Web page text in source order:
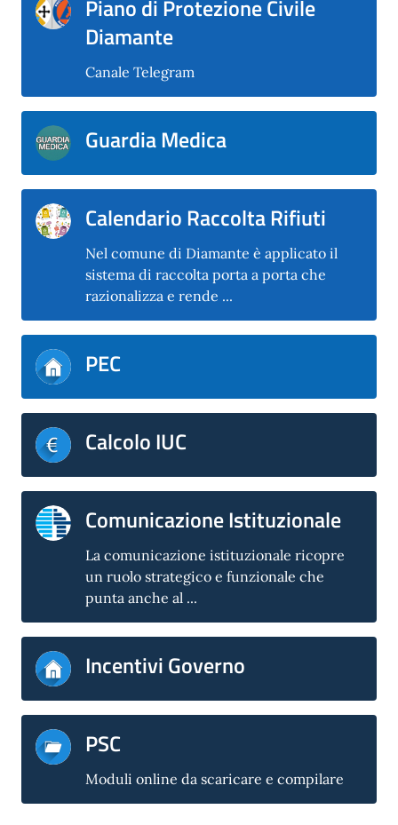
Piano di Protezione Civile
Diamante
Canale Telegram
Guardia Medica
Calendario Raccolta Rifiuti
Nel comune di Diamante è applicato il
sistema di raccolta porta a porta che
razionalizza e rende ...
PEC
Calcolo IUC
Comunicazione Istituzionale
La comunicazione istituzionale ricopre
un ruolo strategico e funzionale che
punta anche al ...
Incentivi Governo
PSC
Moduli online da scaricare e compilare